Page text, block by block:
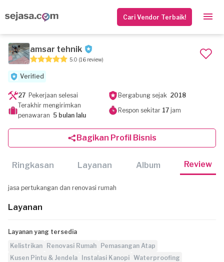
Cari Vendor Terbaik!
amsar tehnik
5.0 (16 review)
Verified
27 Pekerjaan selesai Bergabung sejak 2018
Terakhir mengirimkan
penawaran 5 bulan lalu
Respon sekitar 17jam
Bagikan Profil Bisnis
Ringkasan Layanan Album Review
jasa pertukangan dan renovasi rumah
Layanan
Layanan yang tersedia
Kelistrikan
Renovasi Rumah
Pemasangan Atap
Kusen Pintu & Jendela
Instalasi Kanopi Waterproofing